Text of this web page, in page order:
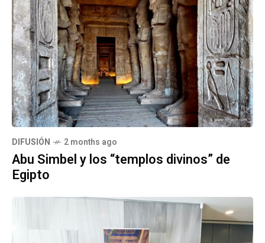
Nuestra sede :Calle de la Almedina, nº 16,
CIS Almeraya. Almería
Teléfono:639 089 794 // 608 047 008
Mail: asociacion@amigosdelaalcazaba.org
Aviso Legal | Política de Cookies |Política de
Privacidad
Copyright © 2026 Amigos de la Alcazaba. Todos los
derechos reservados.